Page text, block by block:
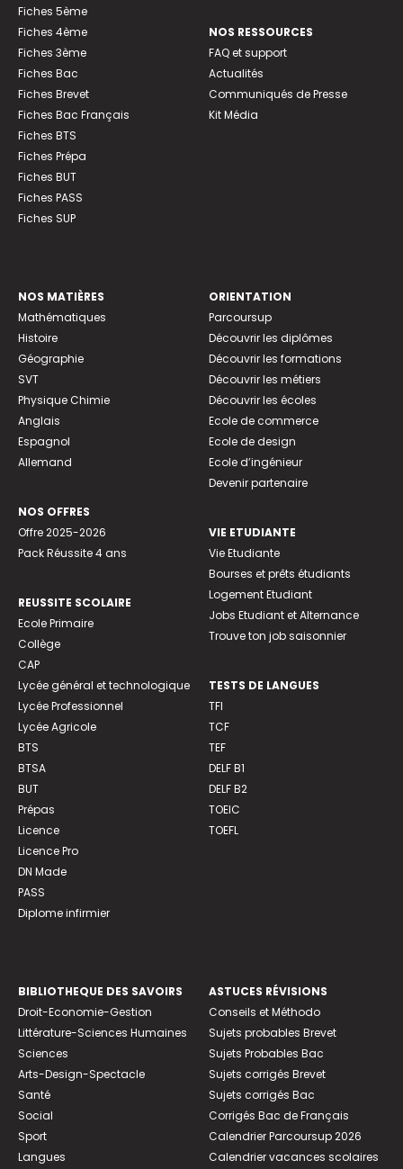
Fiches 5ème
Fiches 4ème
Fiches 3ème
Fiches Bac
Fiches Brevet
Fiches Bac Français
Fiches BTS
Fiches Prépa
Fiches BUT
Fiches PASS
Fiches SUP
NOS RESSOURCES
FAQ et support
Actualités
Communiqués de Presse
Kit Média
NOS MATIÈRES
Mathématiques
Histoire
Géographie
SVT
Physique Chimie
Anglais
Espagnol
Allemand
NOS OFFRES
Offre 2025-2026
Pack Réussite 4 ans
REUSSITE SCOLAIRE
Ecole Primaire
Collège
CAP
Lycée général et technologique
Lycée Professionnel
Lycée Agricole
BTS
BTSA
BUT
Prépas
Licence
Licence Pro
DN Made
PASS
Diplome infirmier
ORIENTATION
Parcoursup
Découvrir les diplômes
Découvrir les formations
Découvrir les métiers
Découvrir les écoles
Ecole de commerce
Ecole de design
Ecole d’ingénieur
Devenir partenaire
VIE ETUDIANTE
Vie Etudiante
Bourses et prêts étudiants
Logement Etudiant
Jobs Etudiant et Alternance
Trouve ton job saisonnier
TESTS DE LANGUES
TFI
TCF
TEF
DELF B1
DELF B2
TOEIC
TOEFL
BIBLIOTHEQUE DES SAVOIRS
Droit-Economie-Gestion
Littérature-Sciences Humaines
Sciences
Arts-Design-Spectacle
Santé
Social
Sport
Langues
ASTUCES RÉVISIONS
Conseils et Méthodo
Sujets probables Brevet
Sujets Probables Bac
Sujets corrigés Brevet
Sujets corrigés Bac
Corrigés Bac de Français
Calendrier Parcoursup 2026
Calendrier vacances scolaires